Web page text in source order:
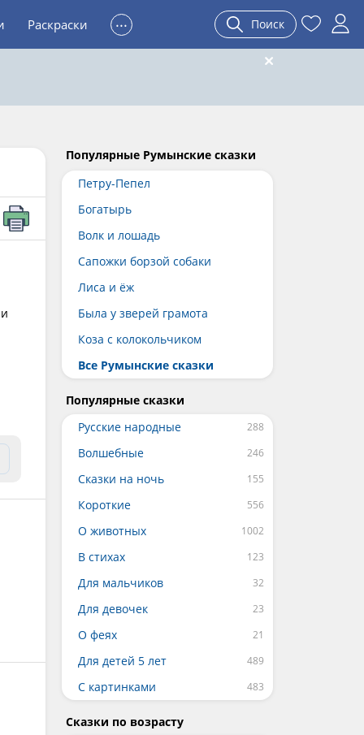
Раскраски ... Поиск
Популярные Румынские сказки
Петру-Пепел
Богатырь
Волк и лошадь
Сапожки борзой собаки
Лиса и ёж
Была у зверей грамота
Коза с колокольчиком
Все Румынские сказки
Популярные сказки
Русские народные
Волшебные
Сказки на ночь
Короткие
О животных
В стихах
Для мальчиков
Для девочек
О феях
Для детей 5 лет
С картинками
Сказки по возрасту